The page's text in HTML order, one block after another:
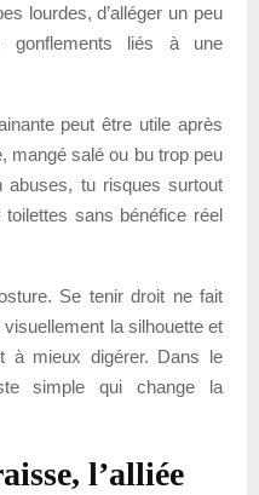
lourdes, d’alléger un peu
liés à une
peut être utile après
mangé salé ou bu trop peu
abuses, tu risques surtout
toilettes sans bénéfice réel
Se tenir droit ne fait
la silhouette et
à mieux digérer. Dans le
simple qui change la
l’alliée